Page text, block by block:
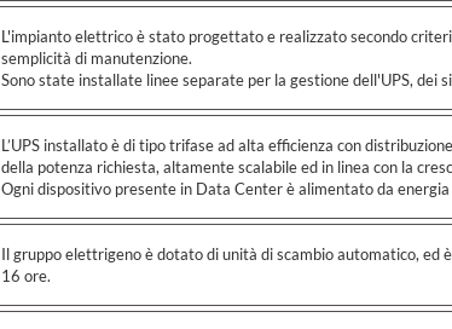
L'impianto elettrico è stato progettato e realizzato secondo
semplicità di manutenzione.
Sono state installate linee separate per la gestione dell'UPS, dei
L’UPS installato è di tipo trifase ad alta efficienza con
della potenza richiesta, altamente scalabile ed in linea con la
Ogni dispositivo presente in Data Center è alimentato da
Il gruppo elettrigeno è dotato di unità di scambio automatico,
16 ore.